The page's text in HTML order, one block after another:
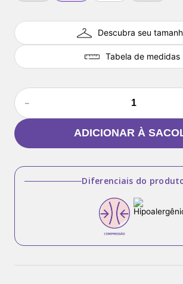
Descubra seu
Tabela de medidas
－
ADICIONAR À
Diferenciais do